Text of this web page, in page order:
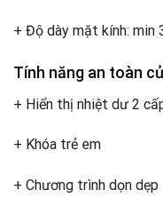
+ Độ dày mặt kính: min
Tính năng an toàn
+ Hiển thị nhiệt dư 2
+ Khóa trẻ em
+ Chương trình dọn dẹp